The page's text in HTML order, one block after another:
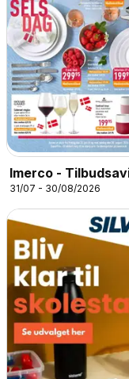
Imerco -
31/07 - 30/08/2026